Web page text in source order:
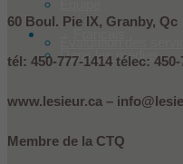
Dans les médias
60 Boul. Pie IX, Granby, Qc
tél: 450-777-1414 télec: 450-
www.lesieur.ca –
Membre de la CTQ